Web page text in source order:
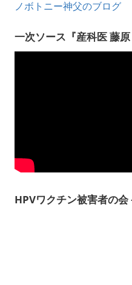
ノボトニー神父のブログ
一次ソース『産科医 藤原
HPVワクチン被害者の会